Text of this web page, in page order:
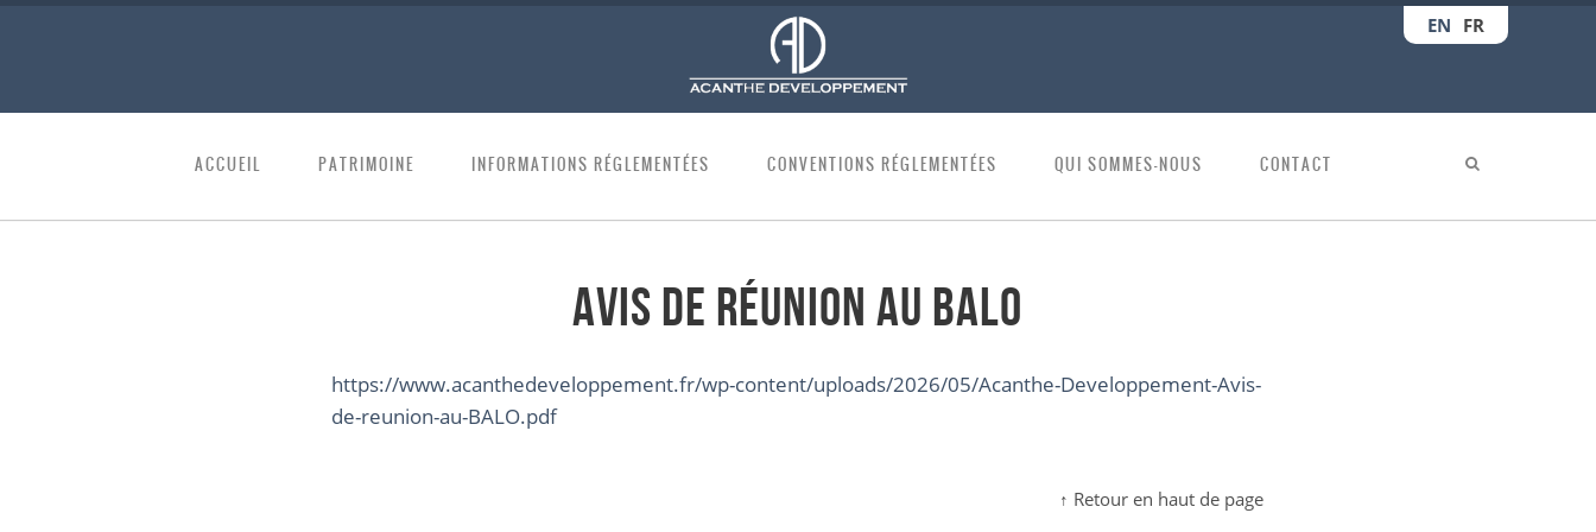
EN FR
ACCUEIL PATRIMOINE INFORMATIONS RÉGLEMENTÉES CONVENTIONS RÉGLEMENTÉES QUI SOMMES-NOUS CONTACT
Avis de réunion au BALO
https://www.acanthedeveloppement.fr/wp-content/uploads/2026/05/Acanthe-Developpement-Avis-
de-reunion-au-BALO.pdf
↑ Retour en haut de page